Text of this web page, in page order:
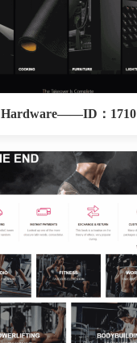
Hardware——ID：1710